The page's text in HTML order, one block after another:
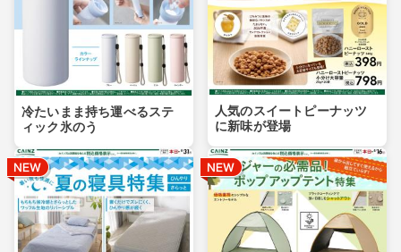
冷たいまま持ち運べるステ
ィック氷のう
人気のスイートピーナッツ
に新味が登場